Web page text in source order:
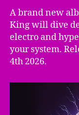
A brand new
King will dive
electro and
your system.
4th 2026.